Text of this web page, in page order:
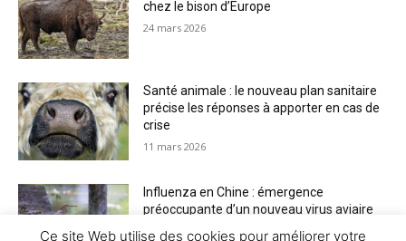
chez le bison d’Europe
24 mars 2026
Santé animale : le nouveau plan sanitaire
précise les réponses à apporter en cas de
crise
11 mars 2026
Influenza en Chine : émergence
préoccupante d’un nouveau virus aviaire
Ce site Web utilise des cookies pour améliorer votre